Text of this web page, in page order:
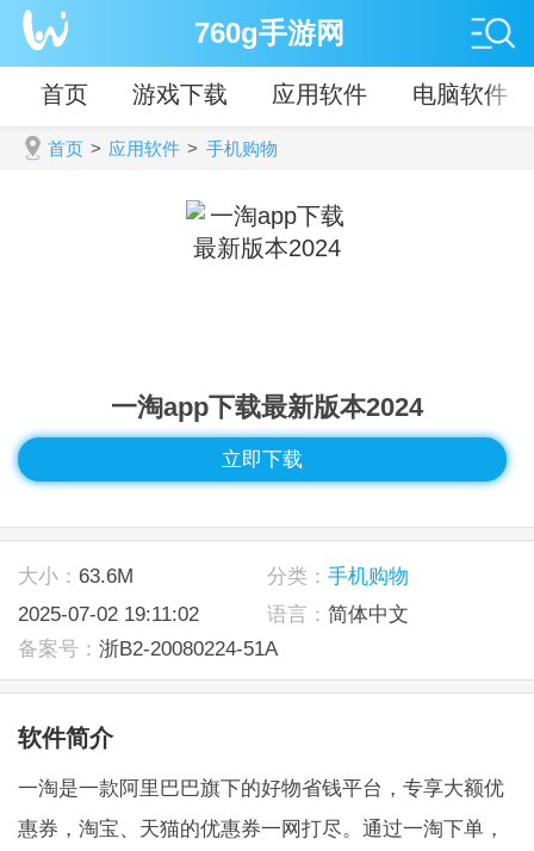
760g手游网
首页 游戏下载 应用软件 电脑软件
首页 > 应用软件 > 手机购物
一淘app下载最新版本2024
立即下载
大小： 63.6M 分类： 手机购物
2025-07-02 19:11:02
语言： 简体中文
备案号： 浙B2-20080224-51A
软件简介
一淘是一款阿里巴巴旗下的好物省钱平台，专享大额优
惠券，淘宝、天猫的优惠券一网打尽。通过一淘下单，